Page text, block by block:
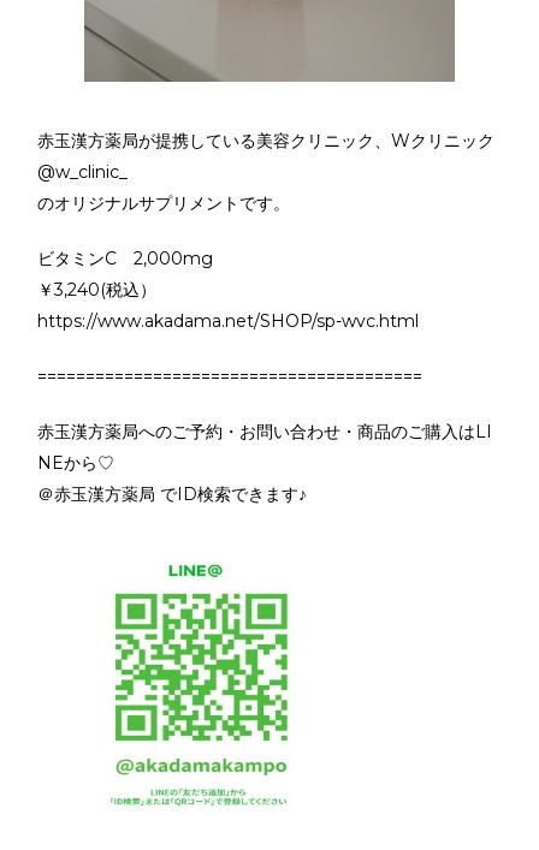
赤玉漢方薬局が提携している美容クリニック、Wクリニック
@w_clinic_
のオリジナルサプリメントです。
ビタミンC 2,000mg
￥3,240(税込）
https://www.akadama.net/SHOP/sp-wvc.html
========================================
赤玉漢方薬局へのご予約・お問い合わせ・商品のご購入はLI
NEから♡
＠赤玉漢方薬局 でID検索できます♪